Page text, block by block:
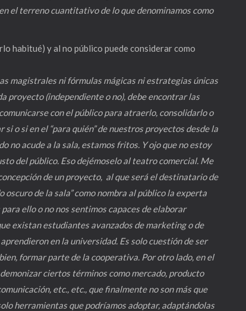
el terreno cuantitativo de lo que denominamos como
habitué) y al no público puede considerar como
magistrales ni fórmulas mágicas ni estrategias únicas
proyecto (independiente o no), debe encontrar las
con el público para atraerlo, consolidarlo o
o si en el “para quién” de nuestros proyectos desde la
no acude a la sala, estamos fritos. Y ojo que no estoy
del público. Eso dejémoselo al teatro comercial. Me
de un proyecto, al que será el destinatario de
oscuro de la sala” como nombra al público la experta
ello o no nos sentimos capaces de elaborar
existan estudiantes avanzados de marketing o de
en la universidad. Es solo cuestión de ser
formar parte de la cooperativa. Por otro lado, en el
ciertos términos como mercado, producto
etc., etc., que finalmente no son más que
herramientas que podríamos adoptar, adaptándolas